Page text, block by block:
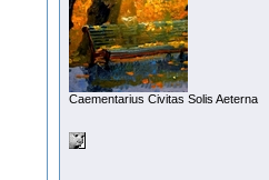
Сaementarius Civitas Solis Aeterna